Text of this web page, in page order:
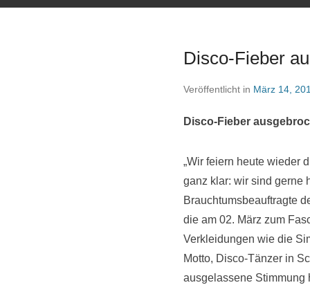
Disco-Fieber
Veröffentlicht in März 14,
Disco-Fieber
„Wir feiern heute wieder
ganz klar: wir sind gerne
Brauchtumsbeauftragte
die am 02. März zum
Verkleidungen wie die
Motto, Disco-Tänzer in
ausgelassene Stimmung